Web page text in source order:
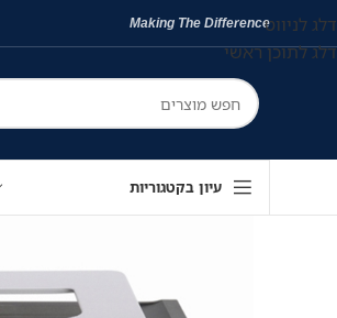
דלג לניווט
דלג לתוכן ראשי
Making The Difference
עיון בקטגוריות